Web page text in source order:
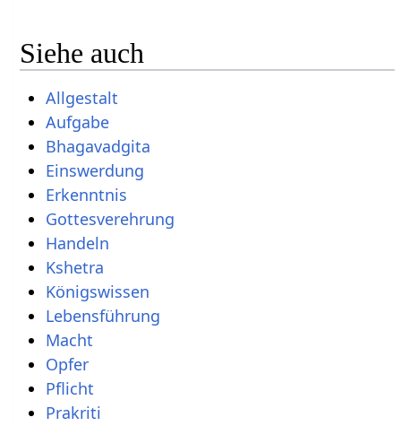
Siehe auch
Allgestalt
Aufgabe
Bhagavadgita
Einswerdung
Erkenntnis
Gottesverehrung
Handeln
Kshetra
Königswissen
Lebensführung
Macht
Opfer
Pflicht
Prakriti